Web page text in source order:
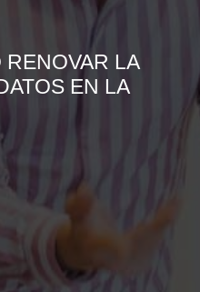
LA
EN LA